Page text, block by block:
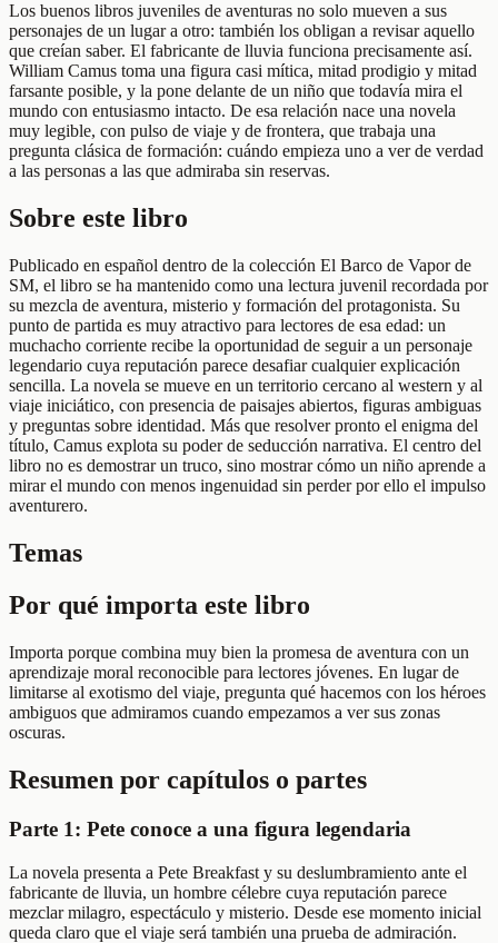
Los buenos libros juveniles de aventuras no solo mueven a sus
personajes de un lugar a otro: también los obligan a revisar aquello
que creían saber. El fabricante de lluvia funciona precisamente así.
William Camus toma una figura casi mítica, mitad prodigio y mitad
farsante posible, y la pone delante de un niño que todavía mira el
mundo con entusiasmo intacto. De esa relación nace una novela
muy legible, con pulso de viaje y de frontera, que trabaja una
pregunta clásica de formación: cuándo empieza uno a ver de verdad
a las personas a las que admiraba sin reservas.
Sobre este libro
Publicado en español dentro de la colección El Barco de Vapor de
SM, el libro se ha mantenido como una lectura juvenil recordada por
su mezcla de aventura, misterio y formación del protagonista. Su
punto de partida es muy atractivo para lectores de esa edad: un
muchacho corriente recibe la oportunidad de seguir a un personaje
legendario cuya reputación parece desafiar cualquier explicación
sencilla. La novela se mueve en un territorio cercano al western y al
viaje iniciático, con presencia de paisajes abiertos, figuras ambiguas
y preguntas sobre identidad. Más que resolver pronto el enigma del
título, Camus explota su poder de seducción narrativa. El centro del
libro no es demostrar un truco, sino mostrar cómo un niño aprende a
mirar el mundo con menos ingenuidad sin perder por ello el impulso
aventurero.
Temas
Por qué importa este libro
Importa porque combina muy bien la promesa de aventura con un
aprendizaje moral reconocible para lectores jóvenes. En lugar de
limitarse al exotismo del viaje, pregunta qué hacemos con los héroes
ambiguos que admiramos cuando empezamos a ver sus zonas
oscuras.
Resumen por capítulos o partes
Parte 1: Pete conoce a una figura legendaria
La novela presenta a Pete Breakfast y su deslumbramiento ante el
fabricante de lluvia, un hombre célebre cuya reputación parece
mezclar milagro, espectáculo y misterio. Desde ese momento inicial
queda claro que el viaje será también una prueba de admiración.